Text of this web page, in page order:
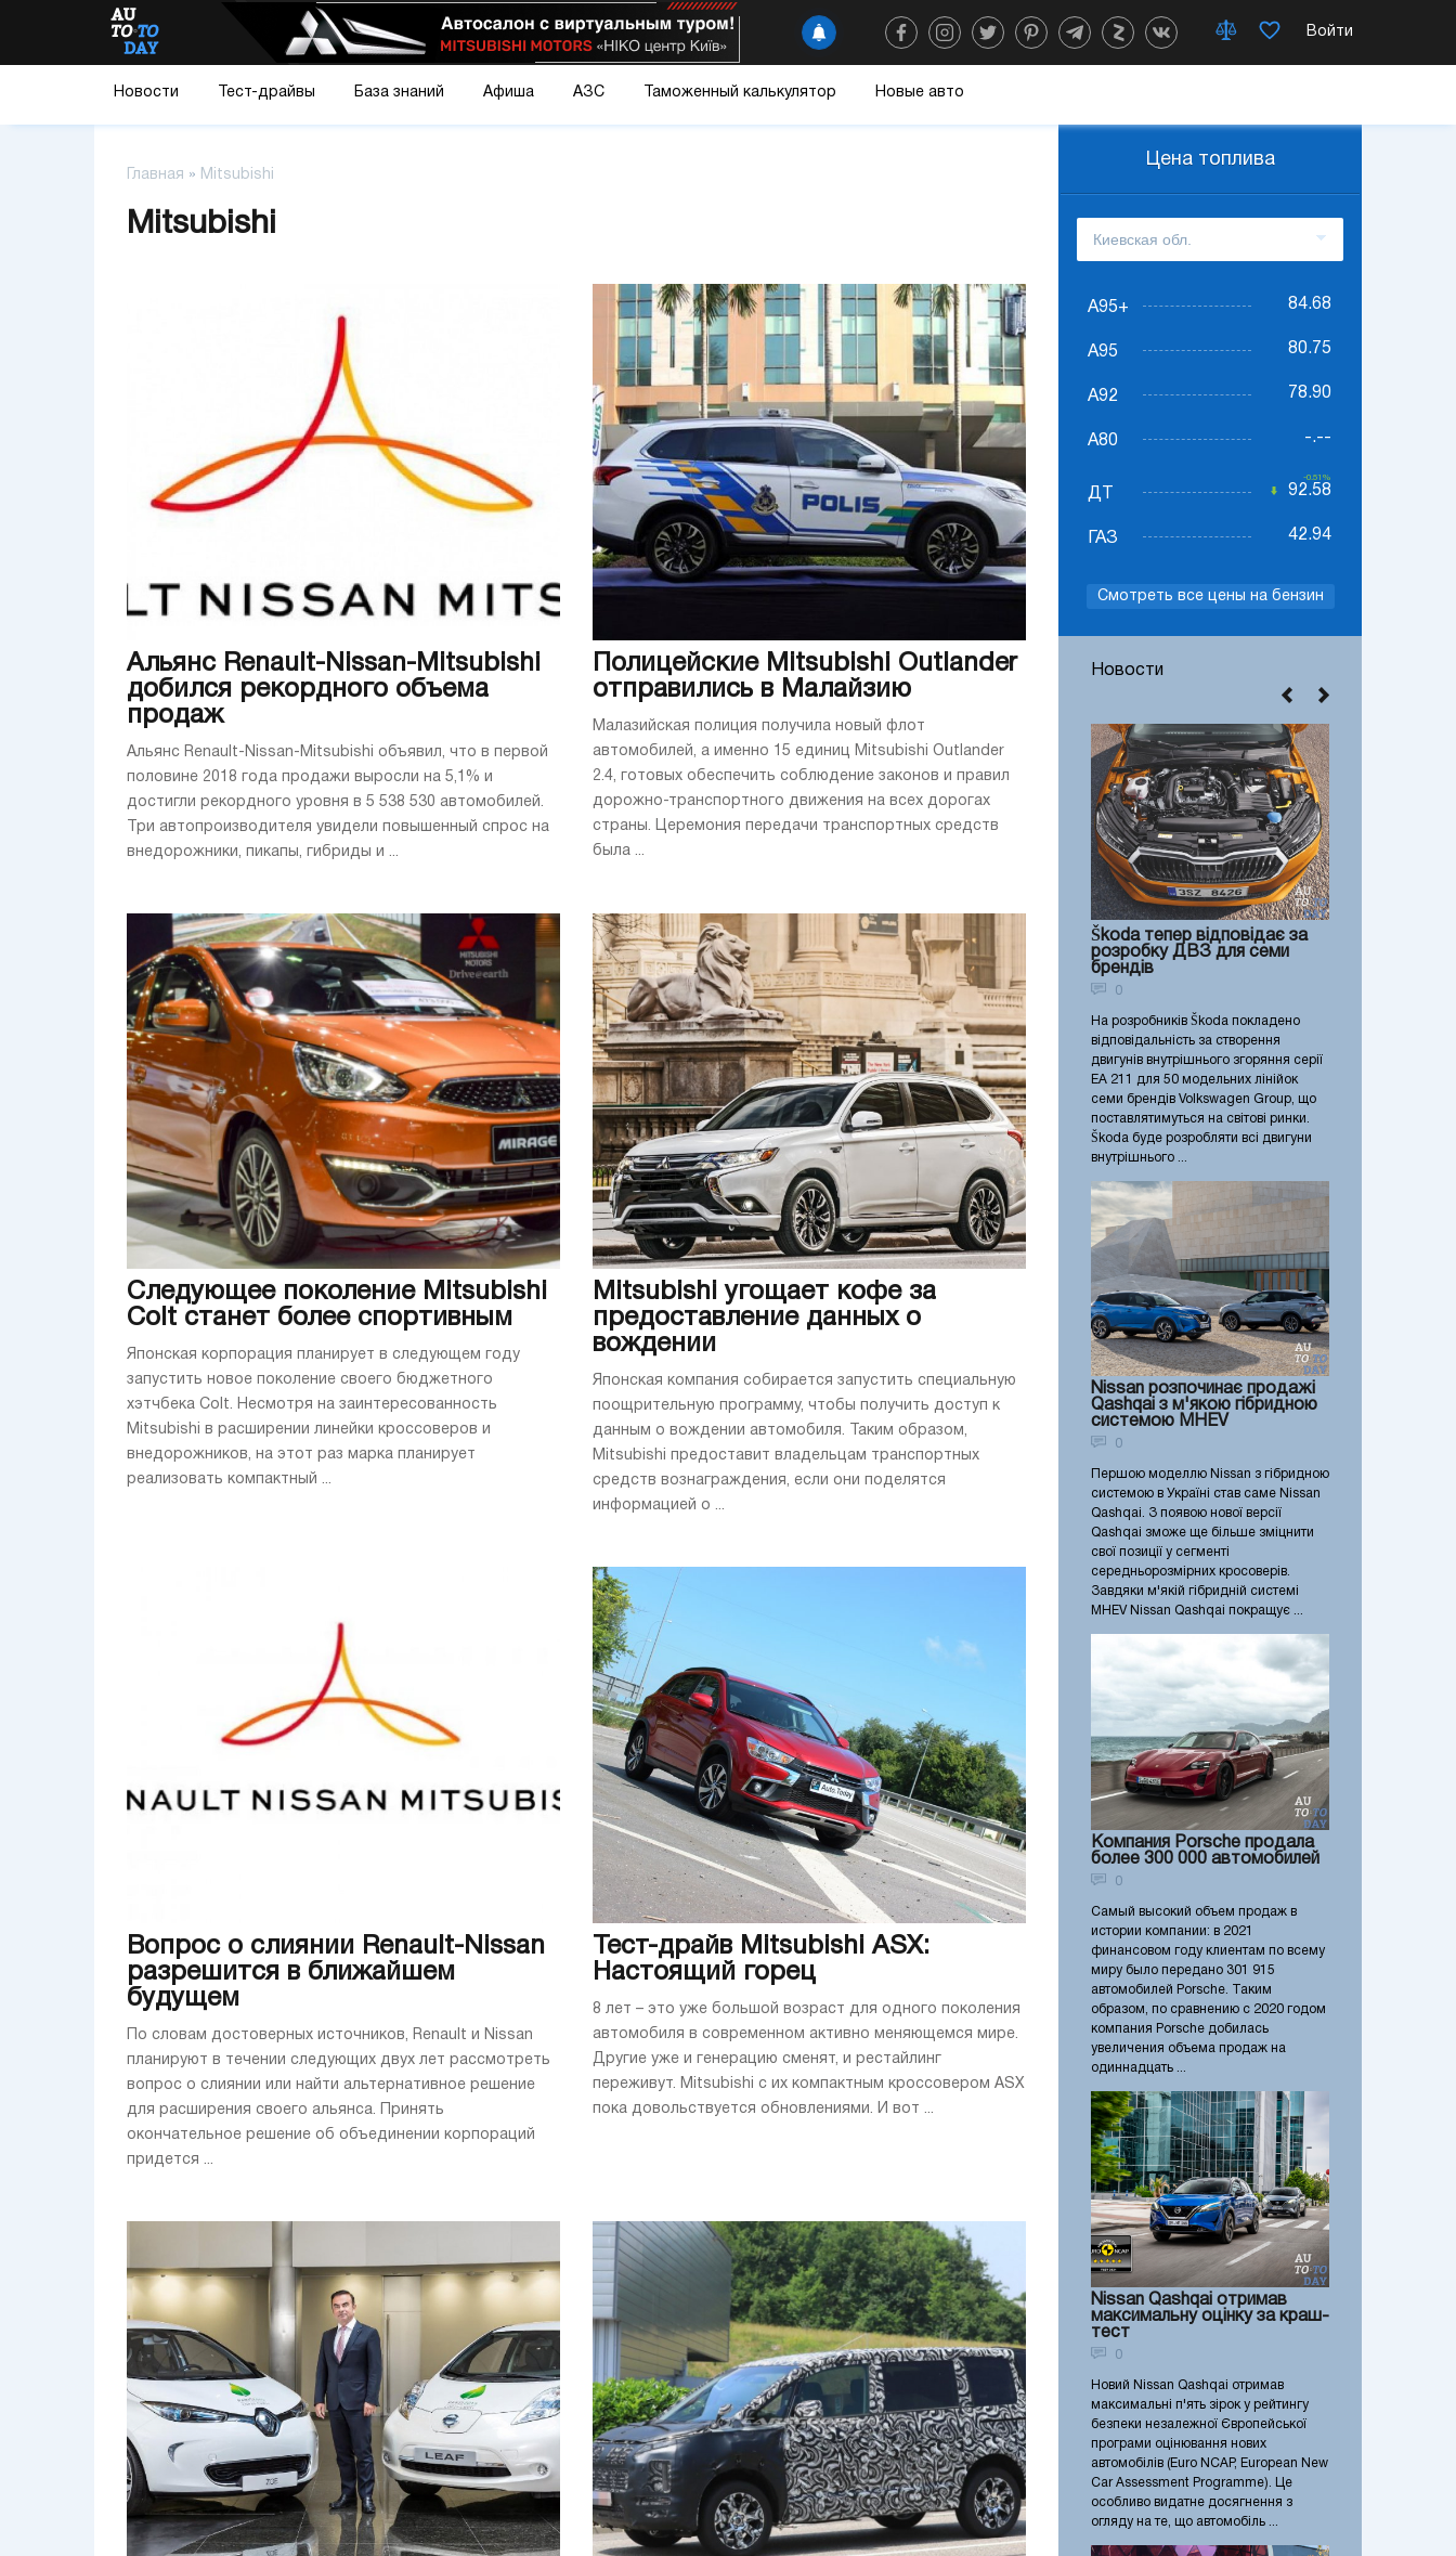
Войти
Новости Тест-драйвы База знаний Афиша АЗС Таможенный калькулятор Новые авто
Главная » Mitsubishi
Mitsubishi
Альянс Renault-Nissan-Mitsubishi
добился рекордного объема
продаж
Альянс Renault-Nissan-Mitsubishi объявил, что в первой
половине 2018 года продажи выросли на 5,1% и
достигли рекордного уровня в 5 538 530 автомобилей.
Три автопроизводителя увидели повышенный спрос на
внедорожники, пикапы, гибриды и ...
Полицейские Mitsubishi Outlander
отправились в Малайзию
Малазийская полиция получила новый флот
автомобилей, а именно 15 единиц Mitsubishi Outlander
2.4, готовых обеспечить соблюдение законов и правил
дорожно-транспортного движения на всех дорогах
страны. Церемония передачи транспортных средств
была ...
Следующее поколение Mitsubishi
Colt станет более спортивным
Японская корпорация планирует в следующем году
запустить новое поколение своего бюджетного
хэтчбека Colt. Несмотря на заинтересованность
Mitsubishi в расширении линейки кроссоверов и
внедорожников, на этот раз марка планирует
реализовать компактный ...
Mitsubishi угощает кофе за
предоставление данных о
вождении
Японская компания собирается запустить специальную
поощрительную программу, чтобы получить доступ к
данным о вождении автомобиля. Таким образом,
Mitsubishi предоставит владельцам транспортных
средств вознаграждения, если они поделятся
информацией о ...
Вопрос о слиянии Renault-Nissan
разрешится в ближайшем
будущем
По словам достоверных источников, Renault и Nissan
планируют в течении следующих двух лет рассмотреть
вопрос о слиянии или найти альтернативное решение
для расширения своего альянса. Принять
окончательное решение об объединении корпораций
придется ...
Тест-драйв Mitsubishi ASX:
Настоящий горец
8 лет – это уже большой возраст для одного поколения
автомобиля в современном активно меняющемся мире.
Другие уже и генерацию сменят, и рестайлинг
переживут. Mitsubishi с их компактным кроссовером ASX
пока довольствуется обновлениями. И вот ...
Цена топлива
А95+ 84.68
А95 80.75
А92 78.90
А80 -.--
ДТ
-0.51%
92.58
ГАЗ 42.94
Смотреть все цены на бензин
Новости
Škoda тепер відповідає за
розробку ДВЗ для семи
брендів
0
На розробників Škoda покладено
відповідальність за створення
двигунів внутрішнього згоряння серії
EA 211 для 50 модельних лінійок
семи брендів Volkswagen Group, що
поставлятимуться на світові ринки.
Škoda буде розробляти всі двигуни
внутрішнього ...
Nissan розпочинає продажі
Qashqai з м'якою гібридною
системою MHEV
0
Першою моделлю Nissan з гібридною
системою в Україні став саме Nissan
Qashqai. З появою нової версії
Qashqai зможе ще більше зміцнити
свої позиції у сегменті
середньорозмірних кросоверів.
Завдяки м'якій гібридній системі
MHEV Nissan Qashqai покращує ...
Компания Porsche продала
более 300 000 автомобилей
0
Самый высокий объем продаж в
истории компании: в 2021
финансовом году клиентам по всему
миру было передано 301 915
автомобилей Porsche. Таким
образом, по сравнению с 2020 годом
компания Porsche добилась
увеличения объема продаж на
одиннадцать ...
Nissan Qashqai отримав
максимальну оцінку за краш-
тест
0
Новий Nissan Qashqai отримав
максимальні п'ять зірок у рейтингу
безпеки незалежної Європейської
програми оцінювання нових
автомобілів (Euro NCAP, European New
Car Assessment Programme). Це
особливо видатне досягнення з
огляду на те, що автомобіль ...